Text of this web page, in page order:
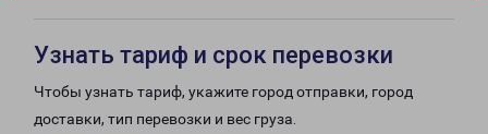
Узнать тариф и срок перевозки
Чтобы узнать тариф, укажите город отправки, город
доставки, тип перевозки и вес груза.